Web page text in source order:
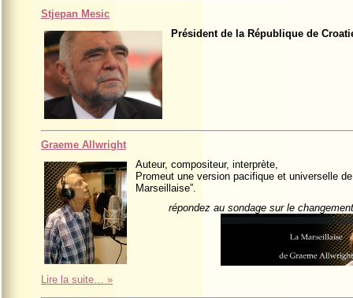
Stjepan Mesic
Président de la République de
Graeme Allwright
Auteur, compositeur, interprète,
Promeut une version pacifique et universelle
Marseillaise”.
répondez au sondage sur le
Lire la suite… »